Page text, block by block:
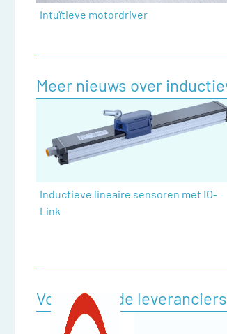
Intuïtieve motordriver
Meer nieuws over
Inductieve lineaire sensoren met IO-
Link
Voorgestelde